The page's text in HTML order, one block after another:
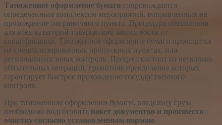
Таможенное оформление бумаги сопровождается
определенным комплексом мероприятий, направленных на
прохождение пограничного пункта. Процедура обязательна
для всех категорий товаров, вне зависимости от
спецификации. Таможенное оформление бумаги проводится
на специализированных пропускных пунктах, или
региональных зонах контроля. Процесс состоит из несколько
обязательных операций, грамотное преодоление которых
гарантирует быстрое прохождение государственного
контроля.
При таможенном оформлении бумаги, владельцу груза
необходимо подготовить пакет документов и произвести
очистку согласно установленным нормам.